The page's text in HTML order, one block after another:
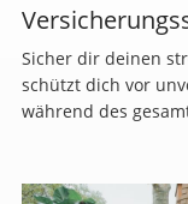
Sicher dir deinen
schützt dich vor
während des